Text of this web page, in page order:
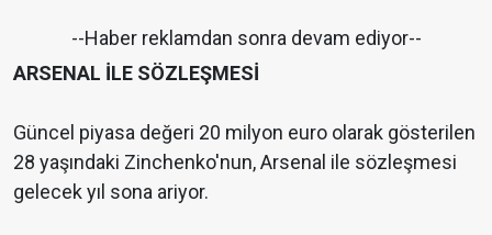
--Haber reklamdan sonra devam ediyor--
ARSENAL İLE SÖZLEŞMESİ
Güncel piyasa değeri 20 milyon euro olarak gösterilen
28 yaşındaki Zinchenko'nun, Arsenal ile sözleşmesi
gelecek yıl sona ariyor.